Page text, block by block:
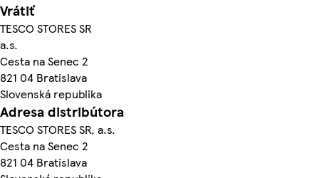
Vrátiť
TESCO STORES SR
a.s.
Cesta na Senec 2
821 04 Bratislava
Slovenská republika
Adresa distribútora
TESCO STORES SR, a.s.
Cesta na Senec 2
821 04 Bratislava